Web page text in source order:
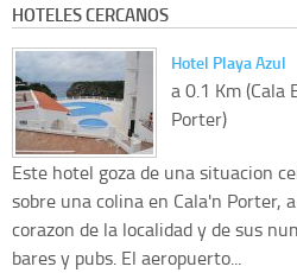
HOTELES CERCANOS
Hotel Playa Azul
a 0.1 Km (Cala
Porter)
Este hotel goza de una situacion
sobre una colina en Cala'n Porter,
corazon de la localidad y de sus
bares y pubs. El aeropuerto...